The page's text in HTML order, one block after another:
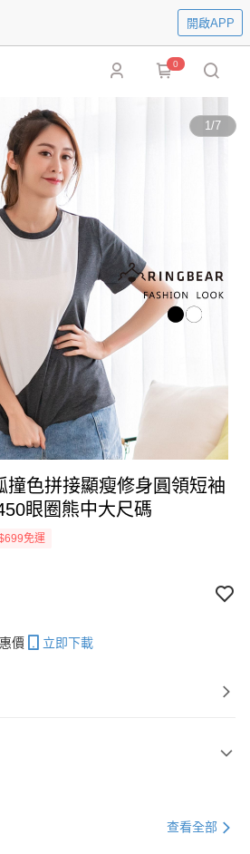
開啟APP
0
1/7
撞色拼接顯瘦修身圓領短袖
眼圈熊中大尺碼
免運
價 立即下載
查看全部